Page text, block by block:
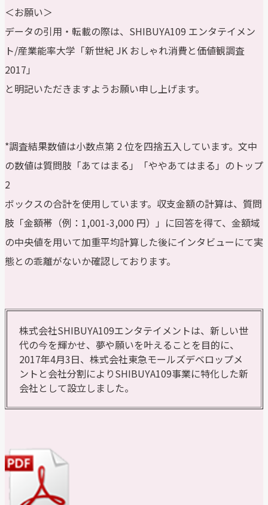
＜お願い＞
データの引用・転載の際は、SHIBUYA109 エンタテイメン
ト/産業能率大学「新世紀 JK おしゃれ消費と価値観調査
2017」
と明記いただきますようお願い申し上げます。
*調査結果数値は小数点第 2 位を四捨五入しています。文中
の数値は質問肢「あてはまる」「ややあてはまる」のトップ
2
ボックスの合計を使用しています。収支金額の計算は、質問
肢「金額帯（例：1,001-3,000 円）」に回答を得て、金額域
の中央値を用いて加重平均計算した後にインタビューにて実
態との乖離がないか確認しております。
株式会社SHIBUYA109エンタテイメントは、新しい世
代の今を輝かせ、夢や願いを叶えることを目的に、
2017年4月3日、株式会社東急モールズデベロップメ
ントと会社分割によりSHIBUYA109事業に特化した新
会社として設立しました。